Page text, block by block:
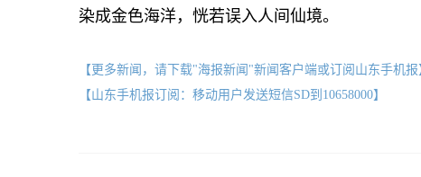
染成金色海洋，恍若误入人间仙境。
【更多新闻，请下载"海报新闻"新闻客户端或订阅山东手机报
【山东手机报订阅：移动用户发送短信SD到10658000】